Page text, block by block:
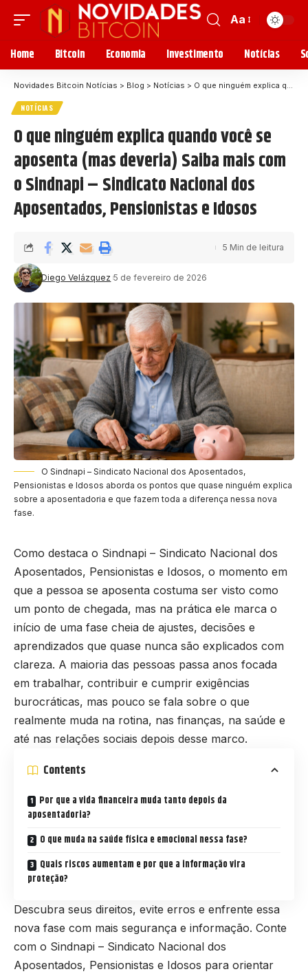
Aa
Home Bitcoin Economia Investimento Notícias
Novidades Bitcoin Notícias > Blog > Notícias > O que ninguém explica quando você se aposenta (mas deveria) Saiba mais com o Sindnapi – Sindicato Nacional dos Aposentados, Pensionistas e Idosos
NOTÍCIAS
O que ninguém explica quando você se
aposenta (mas deveria) Saiba mais com
o Sindnapi – Sindicato Nacional dos
Aposentados, Pensionistas e Idosos
Diego Velázquez 5 de fevereiro de 2026
5 Min de leitura
O Sindnapi – Sindicato Nacional dos Aposentados,
Pensionistas e Idosos aborda os pontos que quase ninguém explica
sobre a aposentadoria e que fazem toda a diferença nessa nova
fase.
Como destaca o Sindnapi – Sindicato Nacional dos
Aposentados, Pensionistas e Idosos, o momento em
que a pessoa se aposenta costuma ser visto como
um ponto de chegada, mas na prática ele marca o
início de uma fase cheia de ajustes, decisões e
aprendizados que quase nunca são explicados com
clareza. A maioria das pessoas passa anos focada
em trabalhar, contribuir e cumprir exigências
burocráticas, mas pouco se fala sobre o que
realmente muda na rotina, nas finanças, na saúde e
até nas relações sociais depois desse marco.
Contents
Por que a vida financeira muda tanto depois da
aposentadoria?
O que muda na saúde física e emocional nessa fase?
Quais riscos aumentam e por que a informação vira
proteção?
Descubra seus direitos, evite erros e enfrente essa
nova fase com mais segurança e informação. Conte
com o Sindnapi – Sindicato Nacional dos
Aposentados, Pensionistas e Idosos para orientar